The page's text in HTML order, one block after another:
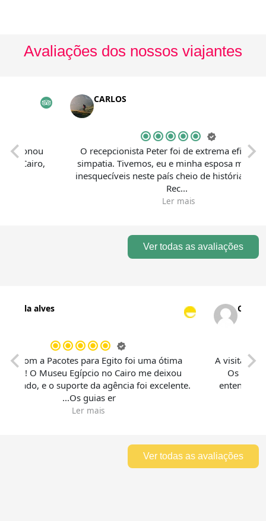
Avaliações dos nossos viajantes
CARLOS
O recepcionista Peter foi de extrema eficiência e
simpatia. Tivemos, eu e minha esposa momentos
inesquecíveis neste país cheio de história e beleza.
Ler mais
Ver todas as avaliações
A
Camila alves
Viajar com a Pacotes para Egito foi uma ótima
escolha! O Museu Egípcio no Cairo me deixou
maravilhado, e o suporte da agência foi excelente.
Os guias er...
Ler mais
Ver todas as avaliações